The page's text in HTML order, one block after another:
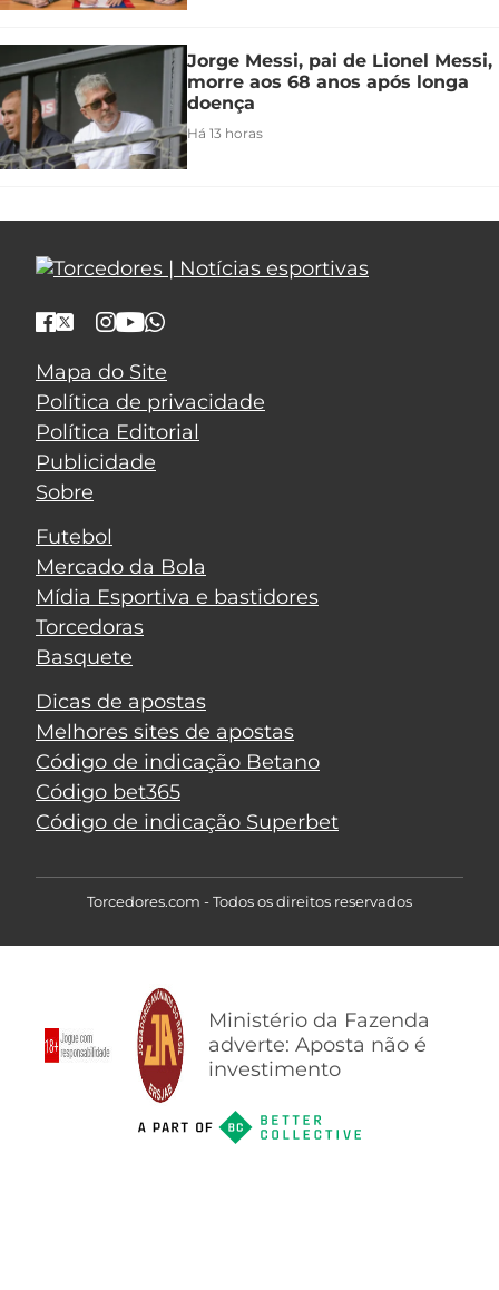
Jorge Messi, pai de Lionel Messi,
morre aos 68 anos após longa
doença
Há 13 horas
Mapa do Site
Política de privacidade
Política Editorial
Publicidade
Sobre
Futebol
Mercado da Bola
Mídia Esportiva e bastidores
Torcedoras
Basquete
Dicas de apostas
Melhores sites de apostas
Código de indicação Betano
Código bet365
Código de indicação Superbet
Torcedores.com - Todos os direitos reservados
Ministério da Fazenda
adverte: Aposta não é
investimento